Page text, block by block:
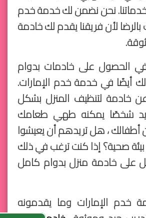
نحن نضمن لك خدمة خدم
لأن فريقنا يقدم لك خادمة
الحصول على خادمات بدوام
أيضًا في خدمة خدم الإمارات.
خادمة لتنظيف المنزل بشكل
شخصًا يمكنه طهي طعامك
أطفالك ، هل تريدهم أن يعيشوا
صحية؟ إذا كنت ترغب في ذلك
على خادمة منزل بدوام كامل
خدم الإمارات وما يقدمونه